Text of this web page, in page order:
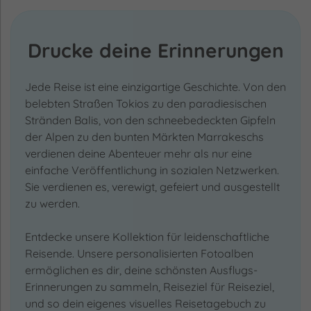
Drucke deine Erinnerungen
Jede Reise ist eine einzigartige Geschichte. Von den
belebten Straßen Tokios zu den paradiesischen
Stränden Balis, von den schneebedeckten Gipfeln
der Alpen zu den bunten Märkten Marrakeschs
verdienen deine Abenteuer mehr als nur eine
einfache Veröffentlichung in sozialen Netzwerken.
Sie verdienen es, verewigt, gefeiert und ausgestellt
zu werden.
Entdecke unsere Kollektion für leidenschaftliche
Reisende. Unsere personalisierten Fotoalben
ermöglichen es dir, deine schönsten Ausflugs-
Erinnerungen zu sammeln, Reiseziel für Reiseziel,
und so dein eigenes visuelles Reisetagebuch zu